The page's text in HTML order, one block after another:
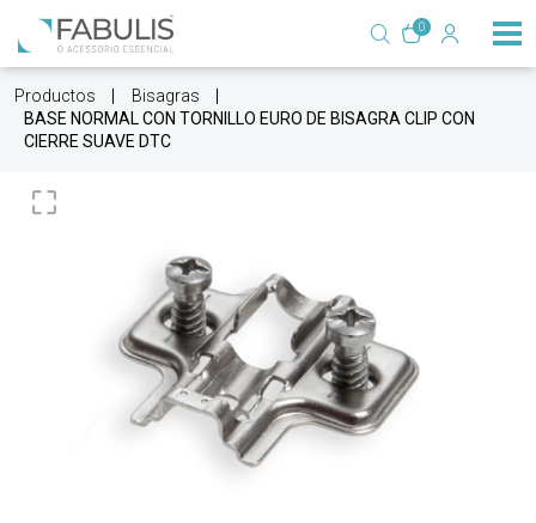
0
Productos
Bisagras
BASE NORMAL CON TORNILLO EURO DE BISAGRA CLIP CON
CIERRE SUAVE DTC